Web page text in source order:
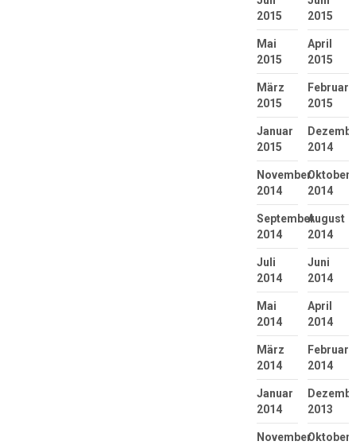
2015
2015
Mai
2015
April
2015
März
2015
Februar
2015
Januar
2015
2014
November
2014
Oktober
2014
September
2014
August
2014
Juli
2014
Juni
2014
Mai
2014
April
2014
März
2014
Februar
2014
Januar
2014
2013
NovemberOktober